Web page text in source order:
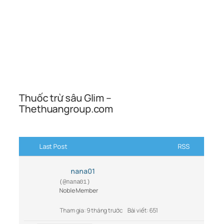
Thuốc trừ sâu Glim –
Thethuangroup.com
Last Post RSS
nana01
(@nana01)
Noble Member
Tham gia: 9 tháng trước Bài viết: 651